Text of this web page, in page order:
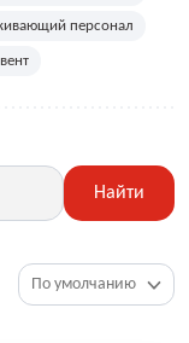
персонал
Найти